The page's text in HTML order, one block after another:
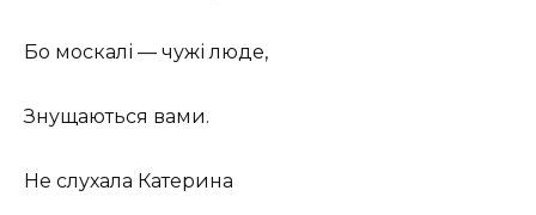
Бо москалі — чужі люде,
Знущаються вами.
Не слухала Катерина